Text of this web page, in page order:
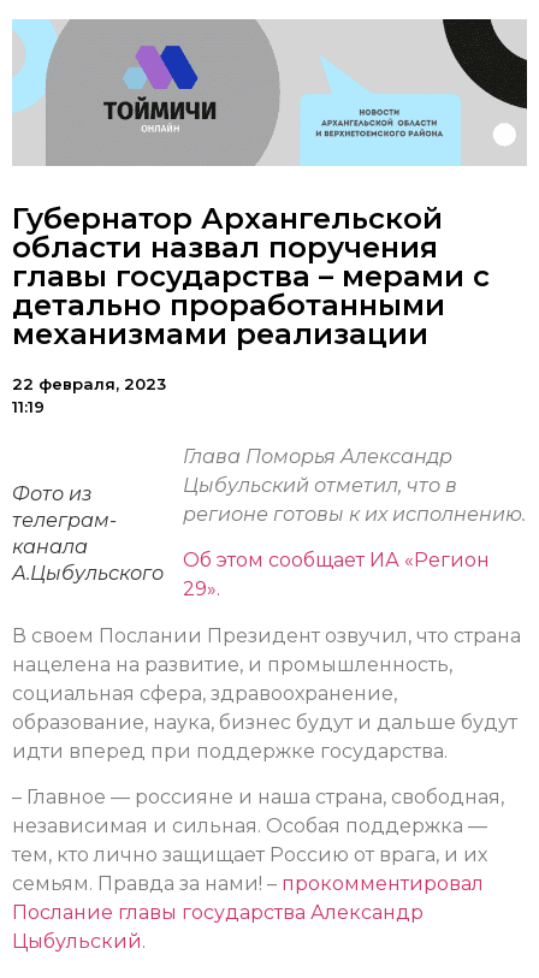
Губернатор Архангельской
области назвал поручения
главы государства – мерами с
детально проработанными
механизмами реализации
22 февраля, 2023
11:19
Фото из
телеграм-
канала
А.Цыбульского
Глава Поморья Александр
Цыбульский отметил, что в
регионе готовы к их исполнению.
Об этом сообщает ИА «Регион
29».
В своем Послании Президент озвучил, что страна
нацелена на развитие, и промышленность,
социальная сфера, здравоохранение,
образование, наука, бизнес будут и дальше будут
идти вперед при поддержке государства.
– Главное — россияне и наша страна, свободная,
независимая и сильная. Особая поддержка —
тем, кто лично защищает Россию от врага, и их
семьям. Правда за нами! – прокомментировал
Послание главы государства Александр
Цыбульский.